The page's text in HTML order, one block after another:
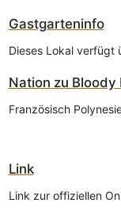
Gastgarteninfo
Dieses Lokal verfügt
Nation zu Bloody
Französisch
Link
Link zur offiziellen